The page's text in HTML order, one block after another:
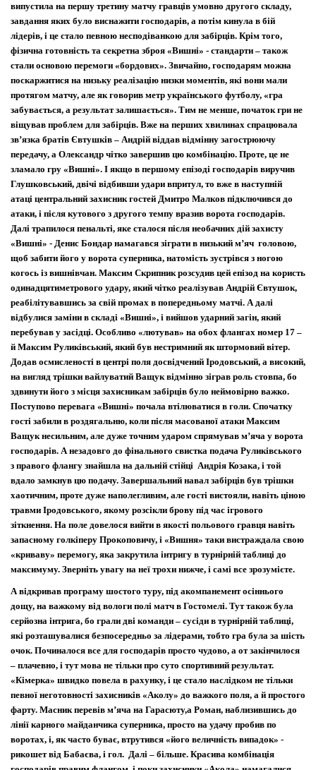
ФК Гореничі Володар Кубка Бучанського району в сезоні 25/26
випустила на першу третину матчу гравців умовно другого складу,
завдання яких було виснажити господарів, а потім кинула в бій
лідерів, і це стало певною несподіванкою для забірців. Крім того,
фізична готовність та секретна зброя «Вишні» - стандарти – також
стали основою перемоги «бордових». Звичайно, господарям можна
поскаржитися на низьку реалізацію низки моментів, які вони мали
протягом матчу, але як говорив метр українського футболу, «гра
забувається, а результат залишається». Тим не менше, початок гри не
віщував проблем для забірців. Вже на перших хвилинах спрацювала
зв’язка братів Євтушків – Андрій віддав відмінну загострюючу
передачу, а Олександр чітко завершив цю комбінацію. Проте, це не
зламало гру «Вишні». І якщо в першому епізоді господарів виручив
Глушковський, двічі відбивши удари впритул, то вже в наступній
атаці центральний захисник гостей Дмитро Малков підключився до
атаки, і після кутового з другого темпу вразив ворота господарів.
Далі трапилося пенальті, яке сталося після необачних дій захисту
«Вишні» - Денис Бондар намагався зіграти в низький м’яч головою,
щоб забити його у ворота суперника, натомість зустрівся з ногою
когось із вишнівчан. Максим Скрипник розсудив цей епізод на користь
одинадцятиметрового удару, який чітко реалізував Андрій Євтушок,
реабілітувавшись за свій промах в попередньому матчі. А далі
відбулися заміни в складі «Вишні», і вийшов ударний загін, який
перебував у засідці. Особливо «лютував» на обох флангах номер 17 –
й Максим Руликівський, який був нестримний як штормовий вітер.
Додав осмисленості в центрі поля досвідчений Іродовський, а високий,
на вигляд трішки вайлуватий Ващук відмінно зіграв роль стовпа, бо
здвинути його з місця захисникам забірців було неймовірно важко.
Поступово перевага «Вишні» почала втілюватися в голи. Спочатку
гості забили в роздягальню, коли після масованої атаки Максим
Ващук несильним, але дуже точним ударом спрямував м’яча у ворота
господарів. А незадовго до фінального свистка подача Руликівського
з правого флангу знайшла на дальній стійці Андрія Козака, і той
вдало замкнув цю подачу. Завершальний навал забірців був трішки
хаотичним, проте дуже наполегливим, але гості вистояли, навіть ціною
травми Іродовського, якому розсікли брову під час ігрового
зіткнення. На поле довелося вийти в якості польового гравця навіть
запасному голкіперу Прокоповичу, і «Вишня» таки вистраждала свою
«криваву» перемогу, яка закрутила інтригу в турнірній таблиці до
максимуму. Зверніть увагу на неї трохи нижче, і самі все зрозумієте.
А відкривав програму шостого туру, під акомпанемент осіннього
дощу, на важкому від вологи полі матч в Гостомелі. Тут також була
серйозна інтрига, бо грали дві команди – сусіди в турнірній таблиці,
які розташувалися безпосередньо за лідерами, тобто гра була за шість
очок. Починалося все для господарів просто чудово, а от закінчилося
– плачевно, і тут мова не тільки про суто спортивний результат.
«Кімерка» швидко повела в рахунку, і це стало наслідком не тільки
певної неготовності захисників «Аколу» до важкого поля, а й простого
фарту. Масник перевів м’яча на Гарасюту,а Роман, наблизившись до
лінії карного майданчика суперника, просто на удачу пробив по
воротах, і, як часто буває, втрутився «його величність випадок» -
рикошет від Бабаєва, і гол. Далі – більше. Красива комбінація